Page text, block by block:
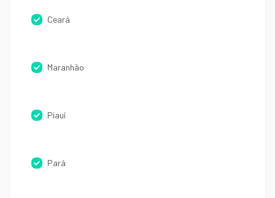
Ceará
Maranhão
Piauí
Pará